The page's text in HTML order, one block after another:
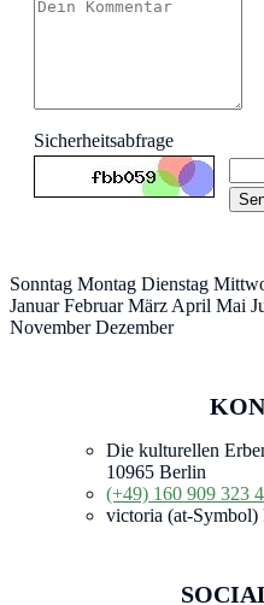
Sicherheitsabfrage
Sonntag Montag Dienstag
Januar Februar März April Mai
November Dezember
Die kulturellen
10965 Berlin
(+49) 160 909 323
victoria (at-Symbol)